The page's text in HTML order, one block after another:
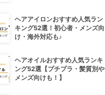
ヘアアイロンおすすめ人気ラン
キング52選！初心者・メンズ向
け・海外対応も♪
ヘアオイルおすすめ人気ランキ
ング52選【プチプラ・髪質別や
メンズ向けも！】